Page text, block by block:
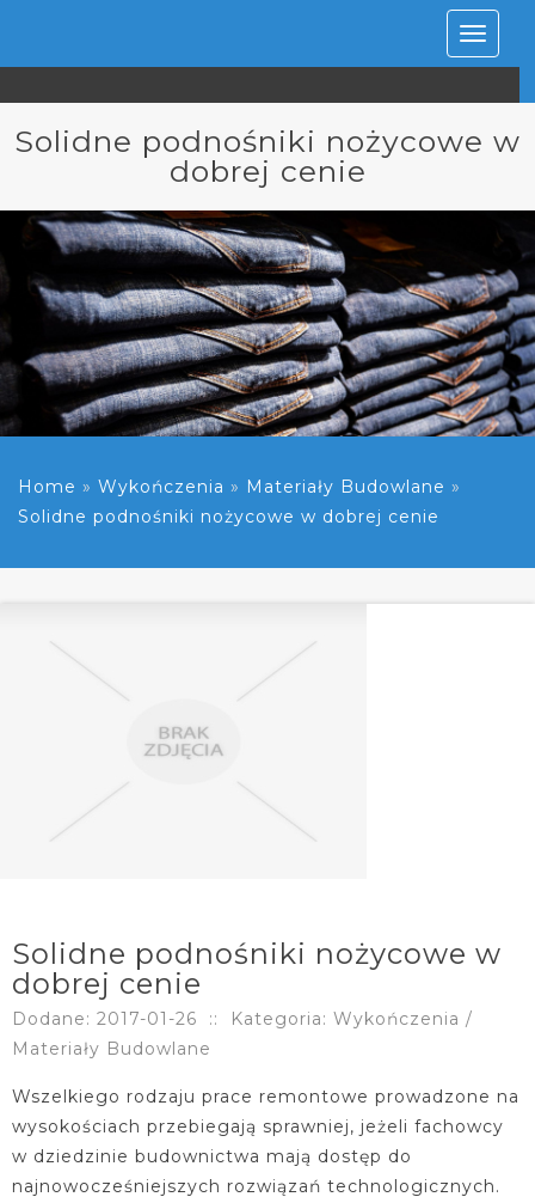
Rozwiń
Solidne podnośniki nożycowe w
dobrej cenie
Home » Wykończenia » Materiały Budowlane »
Solidne podnośniki nożycowe w dobrej cenie
Solidne podnośniki nożycowe w
dobrej cenie
Dodane: 2017-01-26 ::
Kategoria: Wykończenia /
Materiały Budowlane
Wszelkiego rodzaju prace remontowe prowadzone na
wysokościach przebiegają sprawniej, jeżeli fachowcy
w dziedzinie budownictwa mają dostęp do
najnowocześniejszych rozwiązań technologicznych.